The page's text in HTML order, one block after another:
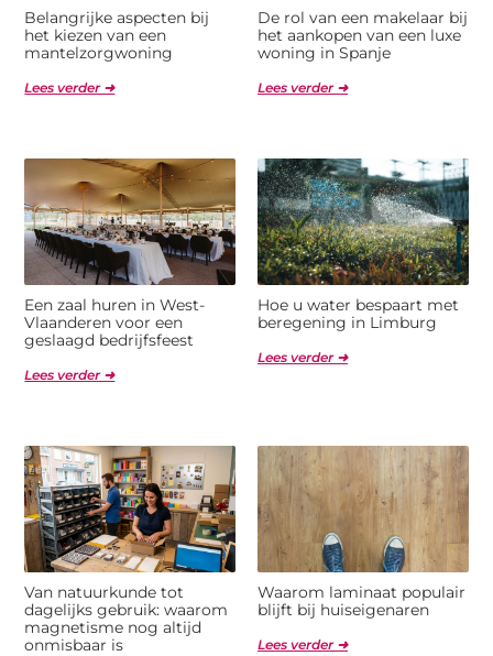
Belangrijke aspecten bij
het kiezen van een
mantelzorgwoning
Lees verder ➜
De rol van een makelaar bij
het aankopen van een luxe
woning in Spanje
Lees verder ➜
Een zaal huren in West-
Vlaanderen voor een
geslaagd bedrijfsfeest
Lees verder ➜
Hoe u water bespaart met
beregening in Limburg
Lees verder ➜
Van natuurkunde tot
dagelijks gebruik: waarom
magnetisme nog altijd
onmisbaar is
Waarom laminaat populair
blijft bij huiseigenaren
Lees verder ➜